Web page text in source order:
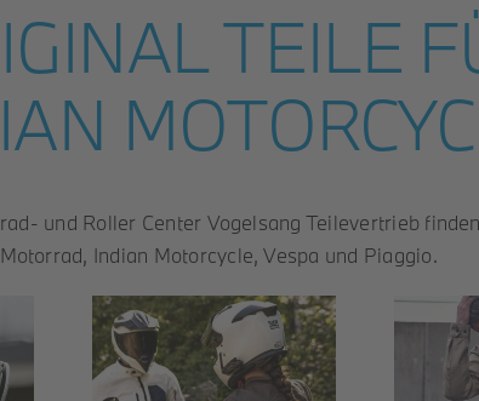
TEILE
und Roller Center Vogelsang Teilevertrieb
Indian Motorcycle, Vespa und Piaggio.